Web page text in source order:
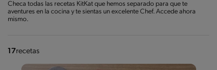
Checa todas las recetas KitKat que hemos separado para que te
aventures en la cocina y te sientas un excelente Chef. Accede ahora
mismo.
17recetas